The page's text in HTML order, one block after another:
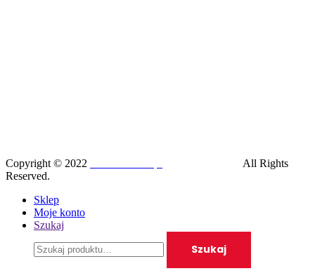
Copyright © 2022
All Rights
Reserved.
Sklep
Moje konto
Szukaj
dla:
Szukaj